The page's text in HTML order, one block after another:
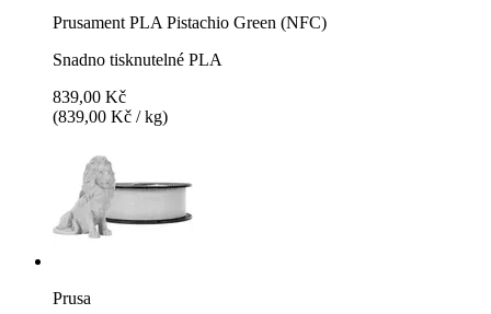
Prusament PLA Pistachio Green (NFC)
Snadno tisknutelné PLA
839,00 Kč
(839,00 Kč / kg)
Prusa